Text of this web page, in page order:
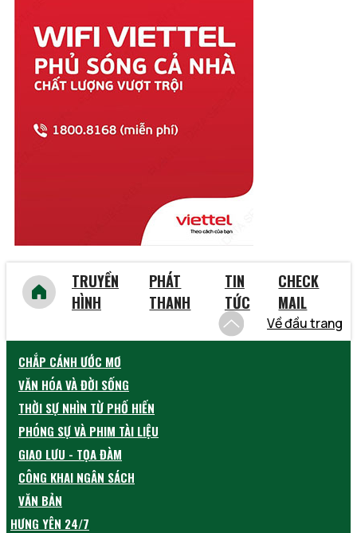
Thừa Thiên Huế
Tiền Giang
Trà Vinh
Tuyên Quang
Vũng Tàu
TRUYỀN
HÌNH
PHÁT
THANH
TIN
TỨC
CHECK
MAIL
Về đầu trang
CHẮP CÁNH ƯỚC MƠ
VĂN HÓA VÀ ĐỜI SỐNG
THỜI SỰ NHÌN TỪ PHỐ HIẾN
PHÓNG SỰ VÀ PHIM TÀI LIỆU
GIAO LƯU - TỌA ĐÀM
CÔNG KHAI NGÂN SÁCH
VĂN BẢN
HƯNG YÊN 24/7